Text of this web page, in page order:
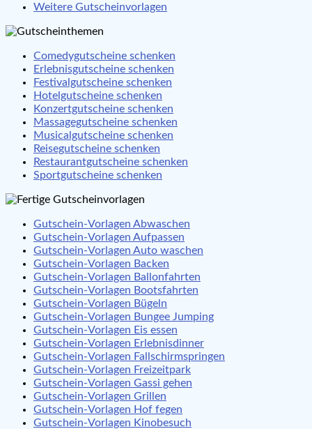
Weitere Gutscheinvorlagen
Comedygutscheine schenken
Erlebnisgutscheine schenken
Festivalgutscheine schenken
Hotelgutscheine schenken
Konzertgutscheine schenken
Massagegutscheine schenken
Musicalgutscheine schenken
Reisegutscheine schenken
Restaurantgutscheine schenken
Sportgutscheine schenken
Gutschein-Vorlagen Abwaschen
Gutschein-Vorlagen Aufpassen
Gutschein-Vorlagen Auto waschen
Gutschein-Vorlagen Backen
Gutschein-Vorlagen Ballonfahrten
Gutschein-Vorlagen Bootsfahrten
Gutschein-Vorlagen Bügeln
Gutschein-Vorlagen Bungee Jumping
Gutschein-Vorlagen Eis essen
Gutschein-Vorlagen Erlebnisdinner
Gutschein-Vorlagen Fallschirmspringen
Gutschein-Vorlagen Freizeitpark
Gutschein-Vorlagen Gassi gehen
Gutschein-Vorlagen Grillen
Gutschein-Vorlagen Hof fegen
Gutschein-Vorlagen Kinobesuch